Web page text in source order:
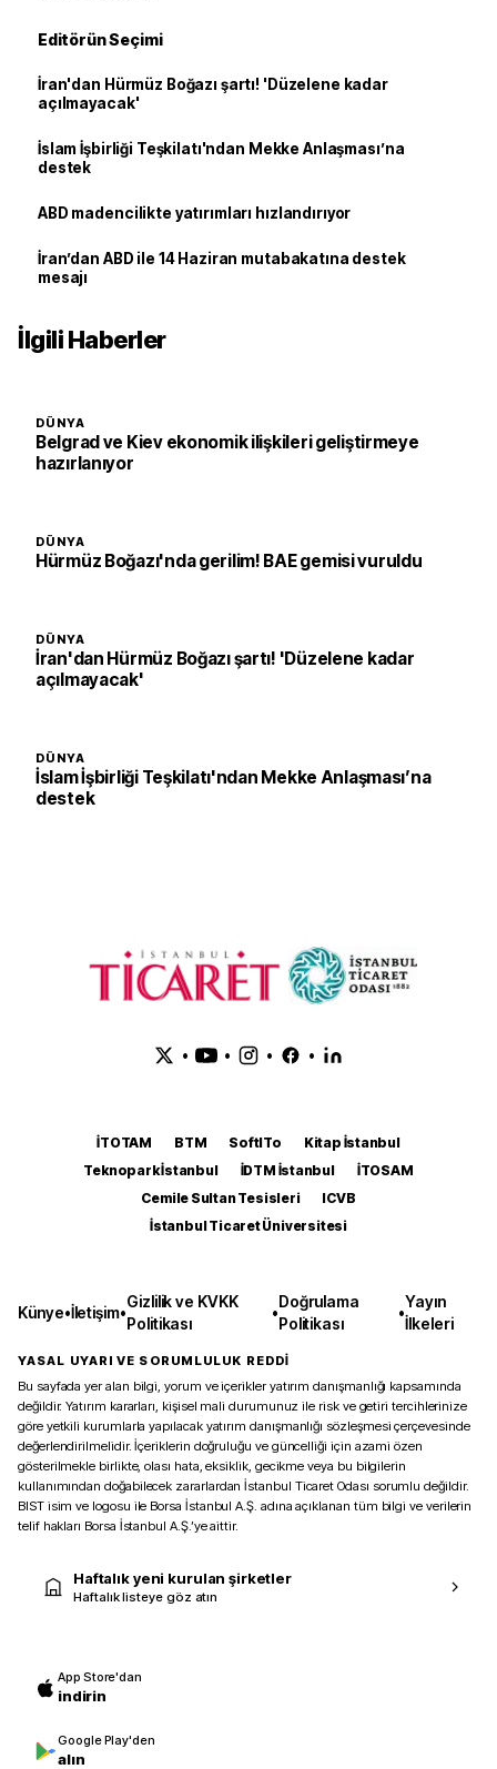
Editörün Seçimi
İran'dan Hürmüz Boğazı şartı! 'Düzelene kadar
açılmayacak'
İslam İşbirliği Teşkilatı'ndan Mekke Anlaşması’na
destek
ABD madencilikte yatırımları hızlandırıyor
İran’dan ABD ile 14 Haziran mutabakatına destek
mesajı
İlgili Haberler
DÜNYA
Belgrad ve Kiev ekonomik ilişkileri geliştirmeye
hazırlanıyor
DÜNYA
Hürmüz Boğazı'nda gerilim! BAE gemisi vuruldu
DÜNYA
İran'dan Hürmüz Boğazı şartı! 'Düzelene kadar
açılmayacak'
DÜNYA
İslam İşbirliği Teşkilatı'ndan Mekke Anlaşması’na
destek
• • • •
İTOTAM BTM SoftITo
Kitap İstanbul
Teknopark İstanbul
İDTM İstanbul
İTOSAM
Cemile Sultan Tesisleri
ICVB
İstanbul Ticaret Üniversitesi
Künye•İletişim•
Gizlilik ve KVKK
Politikası
•
Doğrulama
Politikası
•
Yayın
İlkeleri
YASAL UYARI VE SORUMLULUK REDDİ
Bu sayfada yer alan bilgi, yorum ve içerikler yatırım danışmanlığı kapsamında
değildir. Yatırım kararları, kişisel mali durumunuz ile risk ve getiri tercihlerinize
göre yetkili kurumlarla yapılacak yatırım danışmanlığı sözleşmesi çerçevesinde
değerlendirilmelidir. İçeriklerin doğruluğu ve güncelliği için azami özen
gösterilmekle birlikte, olası hata, eksiklik, gecikme veya bu bilgilerin
kullanımından doğabilecek zararlardan İstanbul Ticaret Odası sorumlu değildir.
BIST isim ve logosu ile Borsa İstanbul A.Ş. adına açıklanan tüm bilgi ve verilerin
telif hakları Borsa İstanbul A.Ş.’ye aittir.
Haftalık yeni kurulan şirketler
Haftalık listeye göz atın
App Store'dan
indirin
Google Play'den
alın